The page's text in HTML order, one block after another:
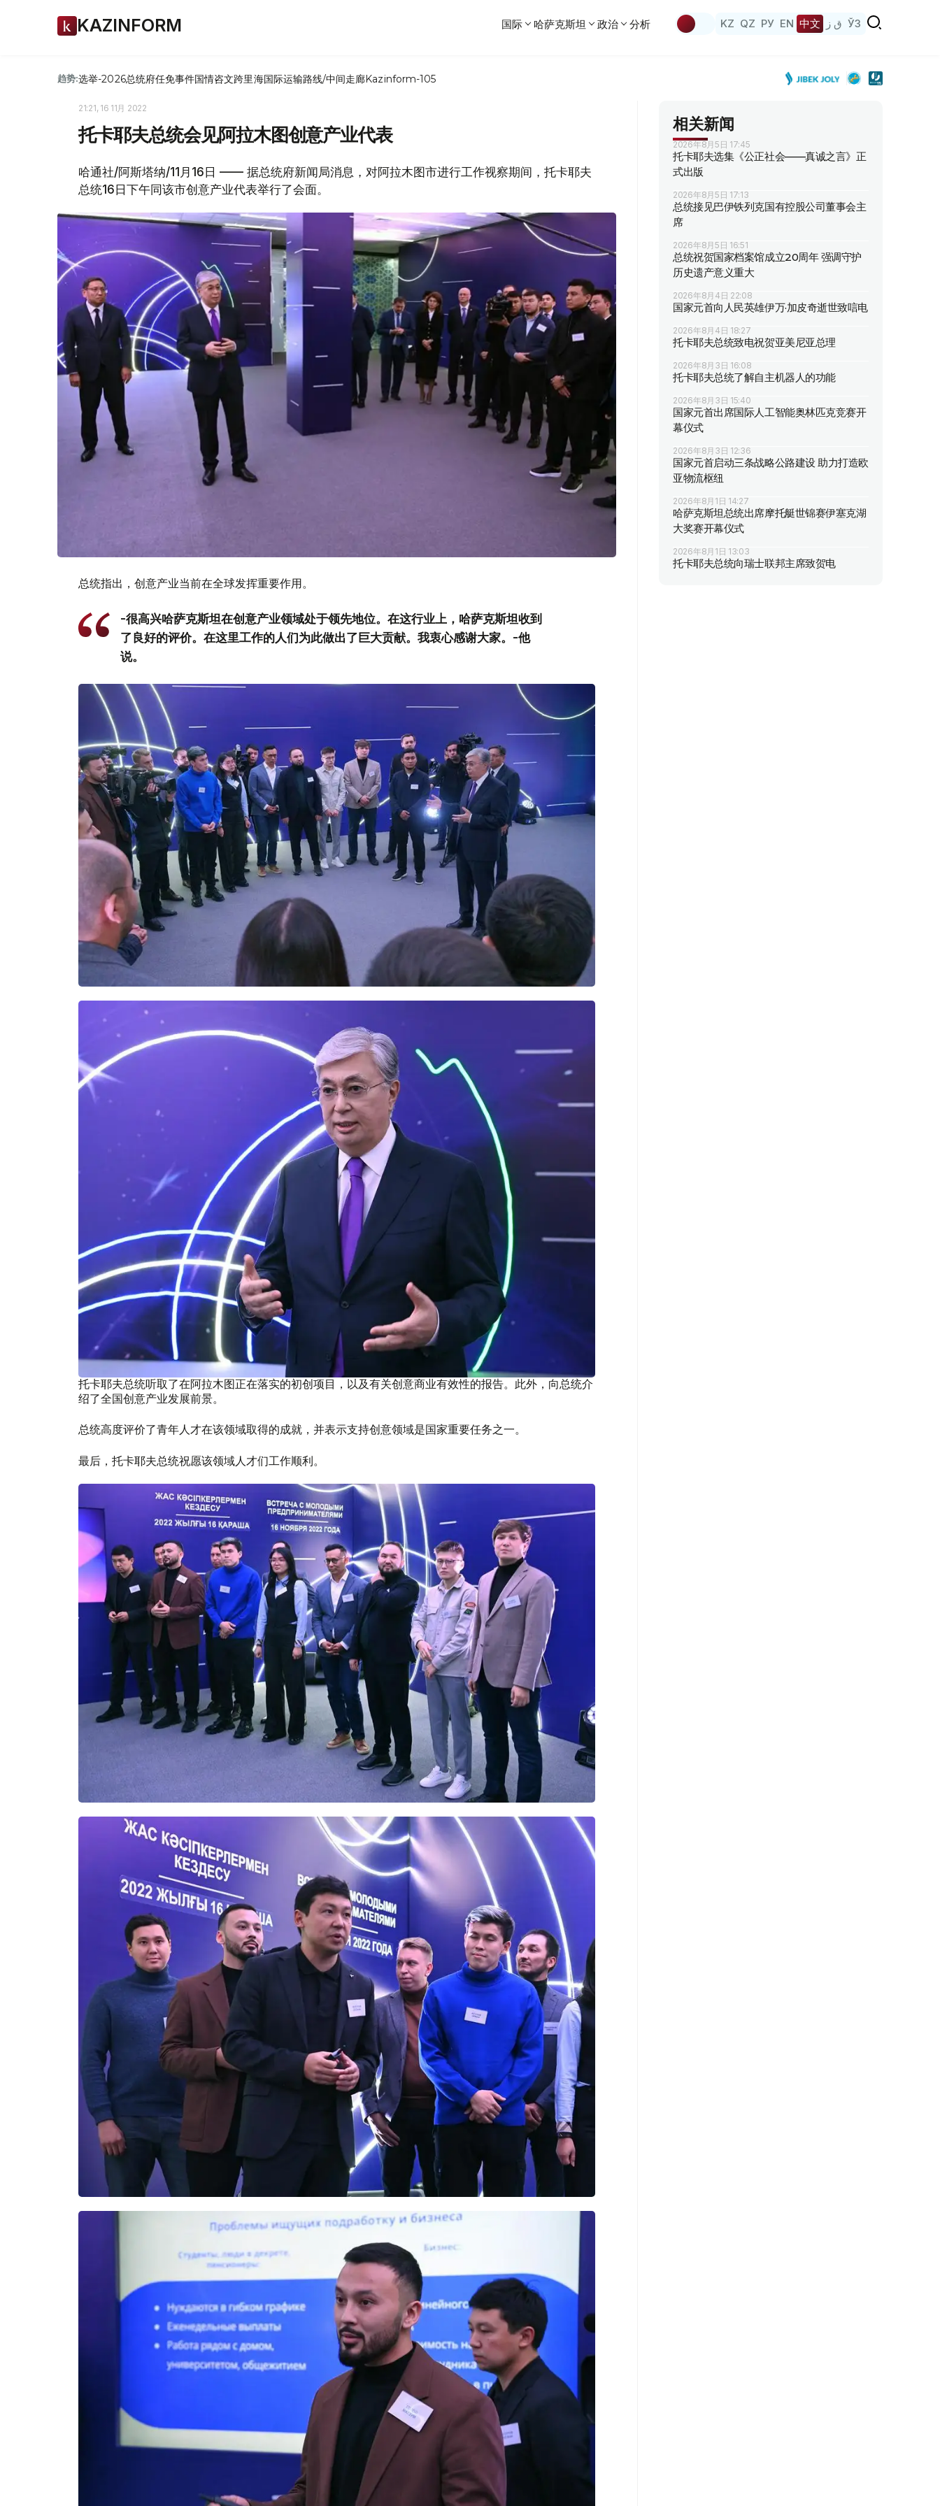
KAZINFORM 国际 哈萨克斯坦 政治 分析 KZ QZ РУ EN 中文 ق ز ЎЗ
趋势:选举-2026总统府任免事件国情咨文跨里海国际运输路线/中间走廊Kazinform-105
21:21, 16 11月 2022
托卡耶夫总统会见阿拉木图创意产业代表
哈通社/阿斯塔纳/11月16日 —— 据总统府新闻局消息，对阿拉木图市进行工作视察期间，托卡耶夫
总统16日下午同该市创意产业代表举行了会面。
总统指出，创意产业当前在全球发挥重要作用。
-很高兴哈萨克斯坦在创意产业领域处于领先地位。在这行业上，哈萨克斯坦收到
了良好的评价。在这里工作的人们为此做出了巨大贡献。我衷心感谢大家。-他
说。
托卡耶夫总统听取了在阿拉木图正在落实的初创项目，以及有关创意商业有效性的报告。此外，向总统介
绍了全国创意产业发展前景。
总统高度评价了青年人才在该领域取得的成就，并表示支持创意领域是国家重要任务之一。
最后，托卡耶夫总统祝愿该领域人才们工作顺利。
相关新闻
2026年8月5日 17:45
托卡耶夫选集《公正社会——真诚之言》正
式出版
2026年8月5日 17:13
总统接见巴伊铁列克国有控股公司董事会主
席
2026年8月5日 16:51
总统祝贺国家档案馆成立20周年 强调守护
历史遗产意义重大
2026年8月4日 22:08
国家元首向人民英雄伊万·加皮奇逝世致唁电
2026年8月4日 18:27
托卡耶夫总统致电祝贺亚美尼亚总理
2026年8月3日 16:08
托卡耶夫总统了解自主机器人的功能
2026年8月3日 15:40
国家元首出席国际人工智能奥林匹克竞赛开
幕仪式
2026年8月3日 12:36
国家元首启动三条战略公路建设 助力打造欧
亚物流枢纽
2026年8月1日 14:27
哈萨克斯坦总统出席摩托艇世锦赛伊塞克湖
大奖赛开幕仪式
2026年8月1日 13:03
托卡耶夫总统向瑞士联邦主席致贺电